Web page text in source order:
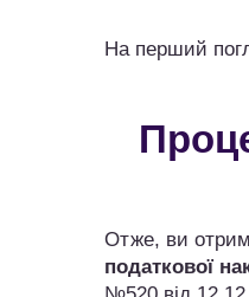
На перший
Отже, ви
податкової